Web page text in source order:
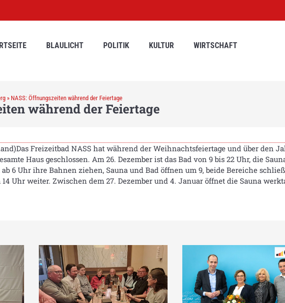
BLAULICHT POLITIK KULTUR WIRTSCHAFT
» NASS: Öffnungszeiten während der Feiertage
während der Feiertage
Freizeitbad NASS hat während der Weihnachtsfeiertage und über den
Haus geschlossen. Am 26. Dezember ist das Bad von 9 bis 22 Uhr, die
6 Uhr ihre Bahnen ziehen, Sauna und Bad öffnen um 9, beide Bereiche
Uhr weiter. Zwischen dem 27. Dezember und 4. Januar öffnet die Sauna